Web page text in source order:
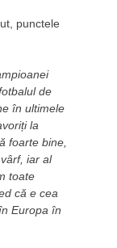
punctele
de
în ultimele
la
foarte bine,
iar al
toate
că e cea
Europa în